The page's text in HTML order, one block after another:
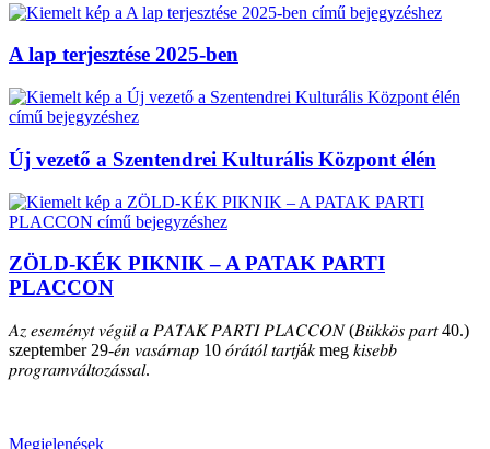
A lap terjesztése 2025-ben
Új vezető a Szentendrei Kulturális Központ élén
ZÖLD-KÉK PIKNIK – A PATAK PARTI
PLACCON
𝐴𝑧 𝑒𝑠𝑒𝑚𝑒́𝑛𝑦𝑡 𝑣𝑒́𝑔𝑢̈𝑙 𝑎 𝑃𝐴𝑇𝐴𝐾 𝑃𝐴𝑅𝑇𝐼 𝑃𝐿𝐴𝐶𝐶𝑂𝑁 (𝐵𝑢̈𝑘𝑘𝑜̈𝑠 𝑝𝑎𝑟𝑡 40.)
szeptember 29-𝑒́𝑛 𝑣𝑎𝑠𝑎́𝑟𝑛𝑎𝑝 10 𝑜́𝑟𝑎́𝑡𝑜́𝑙 𝑡𝑎𝑟𝑡𝑗á𝑘 meg 𝑘𝑖𝑠𝑒𝑏𝑏
𝑝𝑟𝑜𝑔𝑟𝑎𝑚𝑣𝑎́𝑙𝑡𝑜𝑧𝑎́𝑠𝑠𝑎𝑙.
Megjelenések